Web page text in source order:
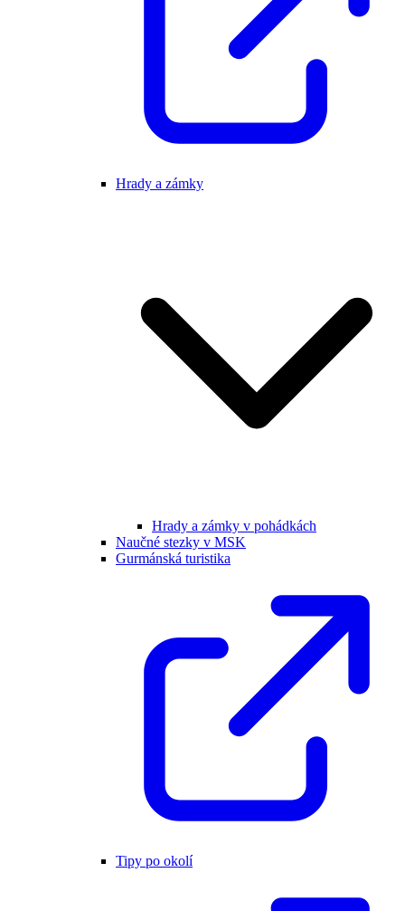
Hrady a zámky
Hrady a zámky v pohádkách
Naučné stezky v MSK
Gurmánská turistika
Tipy po okolí